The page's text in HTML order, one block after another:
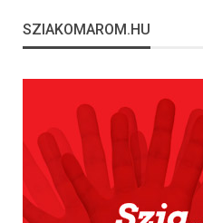
SZIAKOMAROM.HU